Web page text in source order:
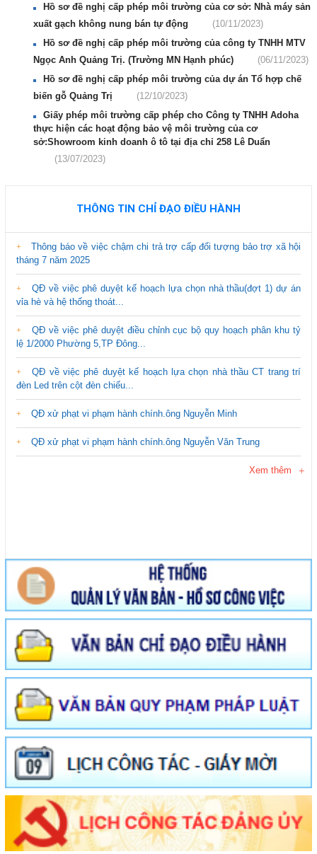
Hồ sơ đề nghị cấp phép môi trường của cơ sở: Nhà máy sản
xuất gạch không nung bán tự động
(10/11/2023)
Hồ sơ đề nghị cấp phép môi trường của công ty TNHH MTV
Ngọc Anh Quảng Trị. (Trường MN Hạnh phúc)
(06/11/2023)
Hồ sơ đề nghị cấp phép môi trường của dự án Tổ hợp chế
biến gỗ Quảng Trị
(12/10/2023)
Giấy phép môi trường cấp phép cho Công ty TNHH Adoha
thực hiện các hoạt động bảo vệ môi trường của cơ
sở:Showroom kinh doanh ô tô tại địa chỉ 258 Lê Duẩn
(13/07/2023)
THÔNG TIN CHỈ ĐẠO ĐIỀU HÀNH
Thông báo về việc chậm chi trả trợ cấp đối tượng bảo trợ xã hội
tháng 7 năm 2025
QĐ về việc phê duyệt kế hoạch lựa chọn nhà thầu(đợt 1) dự án
vỉa hè và hệ thống thoát...
QĐ về việc phê duyệt điều chỉnh cục bộ quy hoạch phân khu tỷ
lệ 1/2000 Phường 5,TP Đông...
QĐ về việc phê duyệt kế hoạch lựa chọn nhà thầu CT trang trí
đèn Led trên cột đèn chiếu...
QĐ xử phạt vi phạm hành chính.ông Nguyễn Minh
QĐ xử phạt vi phạm hành chính.ông Nguyễn Văn Trung
Xem thêm